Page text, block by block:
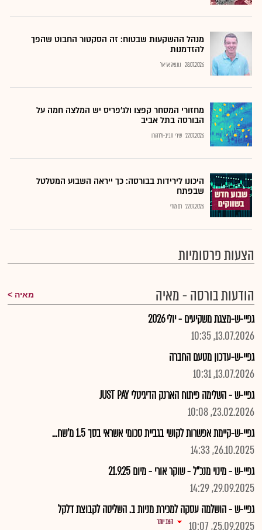
מנהל ההשקעות שבטוח: זה הסקטור החבוט שהפך
להזדמנות
28.07.2026 נתנאל אריאל
מחזורי המסחר קפצו ולג'פריס יש המלצה חמה על
הבורסה בתל אביב
27.07.2026 שירי חביב-ולדהורן
היכונו לירידות בבורסה: כך ייראה השבוע המטלטל
שבפתח
27.07.2026 רם מורי
הצעות פרסומיות
הודעות בורסה - מאיה
מאיה
גפיי-ש-מצגת משקיעים - יולי 2026
13.07.2026, 10:35
גפיי-ש-עדכון מטעם החברה
13.07.2026, 10:31
גפיי-ש - השלימה פיתוח הארנק הדיגיטלי JUST PAY
23.02.2026, 10:08
גפיי-ש-קיימת אפשרות לקושי בגביית סכומי אשראי בסך 1.5 מ'שח...
26.10.2025, 14:33
גפיי-ש - מינוי מנכ"ל - שוקר אורי - מיום 21.9.25
29.09.2025, 14:29
גפיי-ש - הושלמה עסקה למכירת מניות ב. השליטה לקבוצת דלקל
25.09.2025, 10:07
הצג יותר